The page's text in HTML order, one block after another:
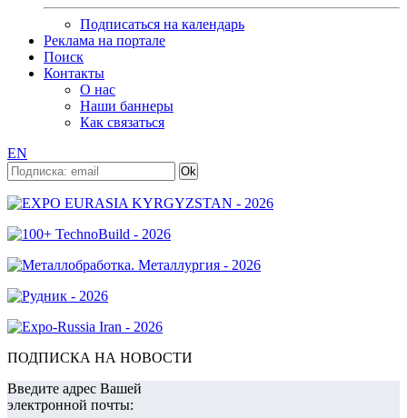
Подписаться на календарь
Реклама на портале
Поиск
Контакты
О нас
Наши баннеры
Как связаться
EN
ПОДПИСКА НА НОВОСТИ
Введите адрес Вашей
электронной почты: